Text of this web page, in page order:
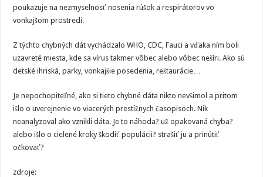
poukazuje na nezmyselnosť nosenia rúšok a respirátorov vo
vonkajšom prostredi.
Z týchto chybných dát vychádzalo WHO, CDC, Fauci a vďaka ním boli
uzavreté miesta, kde sa vírus takmer vôbec alebo vôbec nešíri. Ako sú
detské ihriská, parky, vonkajšie posedenia, reštaurácie…
Je nepochopiteľné, ako si tieto chybné dáta nikto nevšimol a pritom
išlo o uverejnenie vo viacerých prestížnych časopisoch. Nik
neanalyzoval ako vznikli dáta. Je to náhoda? už opakovaná chyba?
alebo išlo o cielené kroky škodiť populácii? strašiť ju a prinútiť
očkovať?
zdroje: